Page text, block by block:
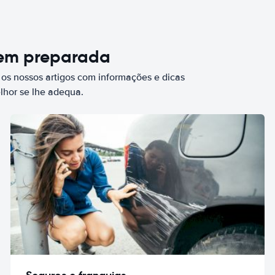
preparada
nossos artigos com informações e dicas
se lhe adequa.